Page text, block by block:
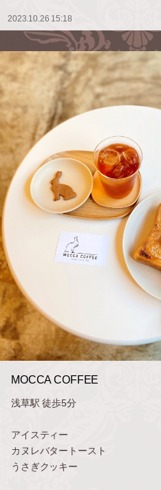
2023.10.26 15:18
MOCCA COFFEE
浅草駅 徒歩5分
アイスティー
カヌレバタートースト
うさぎクッキー